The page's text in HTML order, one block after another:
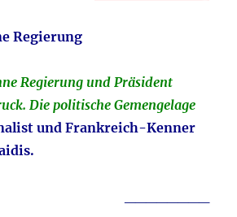
Regierung
Regierung und Präsident
Die politische Gemengelage
und Frankreich-Kenner